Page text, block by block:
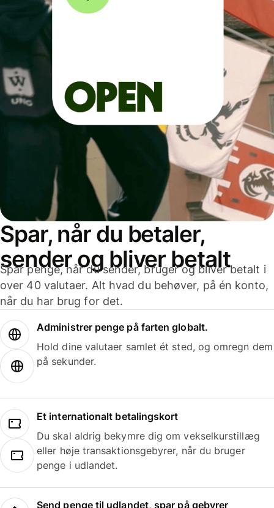
Spar, når du betaler,
sender og bliver betalt
Spar penge, når du sender, bruger og bliver betalt i
over 40 valutaer. Alt hvad du behøver, på én konto,
når du har brug for det.
Administrer penge på farten globalt.
Hold dine valutaer samlet ét sted, og omregn dem
på sekunder.
Et internationalt betalingskort
Du skal aldrig bekymre dig om vekselkurstillæg
eller høje transaktionsgebyrer, når du bruger
penge i udlandet.
Send penge til udlandet, spar på gebyrer